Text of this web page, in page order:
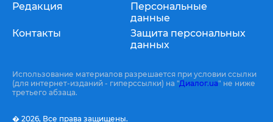
Редакция
Контакты
Персональные
данные
Защита персональных
данных
Использование материалов разрешается при условии ссылки
(для интернет-изданий - гиперссылки) на "Диалог.ua" не ниже
третьего абзаца.
� 2026, Все права защищены.